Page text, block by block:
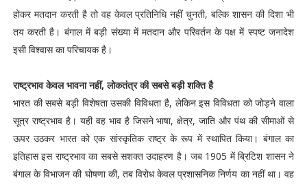
होकर मतदान करती है तो वह केवल प्रतिनिधि नहीं चुनती, बल्कि शासन की दिशा भी
तय करती है। बंगाल में बड़ी संख्या में मतदान और परिवर्तन के पक्ष में स्पष्ट जनादेश
इसी विश्वास का परिचायक है।
राष्ट्रभाव केवल भावना नहीं, लोकतंत्र की सबसे बड़ी शक्ति है
भारत की सबसे बड़ी विशेषता उसकी विविधता है, लेकिन इस विविधता को जोड़ने वाला
सूत्र राष्ट्रभाव है। यही वह भाव है जिसने भाषा, क्षेत्र, जाति और पंथ की सीमाओं से
ऊपर उठकर भारत को एक सांस्कृतिक राष्ट्र के रूप में स्थापित किया। बंगाल का
इतिहास इस राष्ट्रभाव का सबसे सशक्त उदाहरण है। जब 1905 में ब्रिटिश शासन ने
बंगाल के विभाजन की घोषणा की, तब विरोध केवल प्रशासनिक निर्णय का नहीं था। वह